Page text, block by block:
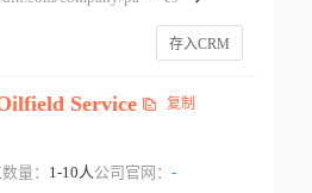
存入CRM
Service 复制
量： 1-10人公司官网： -